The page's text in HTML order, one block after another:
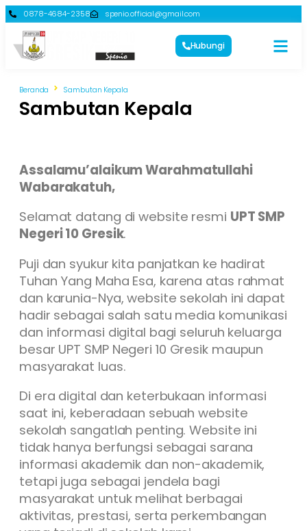
0878-4684-2358 spenio.official@gmail.com
Hubungi
Beranda Sambutan Kepala
Sambutan Kepala
Assalamu’alaikum Warahmatullahi
Wabarakatuh,
Selamat datang di website resmi UPT SMP
Negeri 10 Gresik.
Puji dan syukur kita panjatkan ke hadirat
Tuhan Yang Maha Esa, karena atas rahmat
dan karunia-Nya, website sekolah ini dapat
hadir sebagai salah satu media komunikasi
dan informasi digital bagi seluruh keluarga
besar UPT SMP Negeri 10 Gresik maupun
masyarakat luas.
Di era digital dan keterbukaan informasi
saat ini, keberadaan sebuah website
sekolah sangatlah penting. Website ini
tidak hanya berfungsi sebagai sarana
informasi akademik dan non-akademik,
tetapi juga sebagai jendela bagi
masyarakat untuk melihat berbagai
aktivitas, prestasi, serta perkembangan